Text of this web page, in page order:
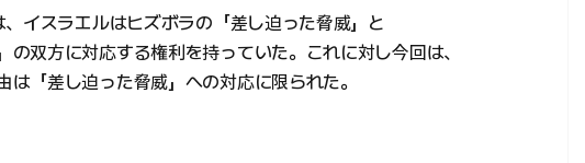
イスラエルはヒズボラの「差し迫った脅威」と
の双方に対応する権利を持っていた。これに対し今回は、
は「差し迫った脅威」への対応に限られた。